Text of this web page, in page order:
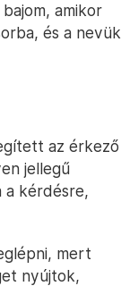
amikor
és a nevük
az érkező
jellegű
a kérdésre,
mert
nyújtok,